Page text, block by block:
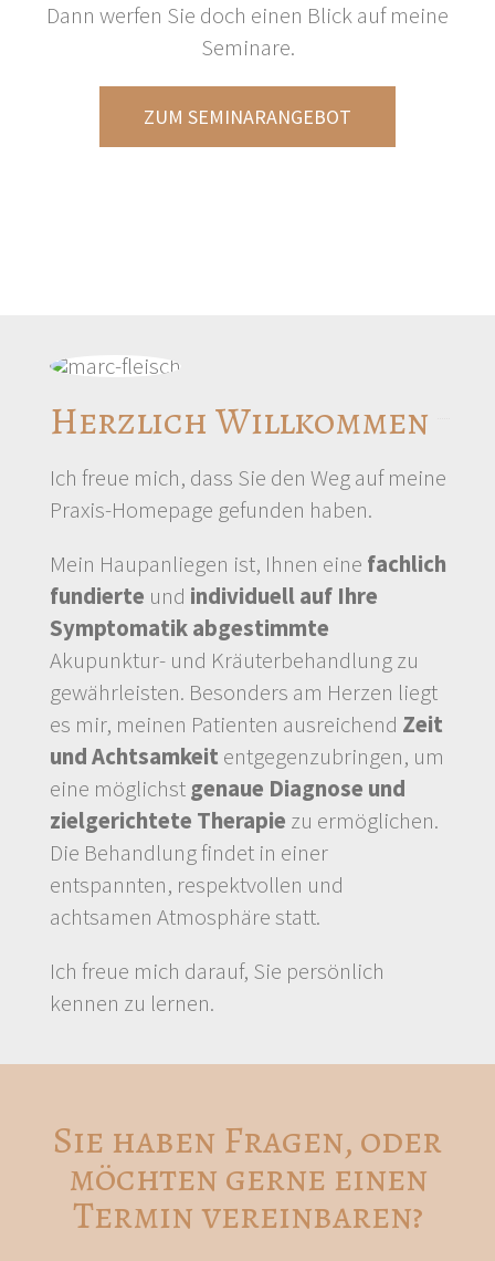
Dann werfen Sie doch einen Blick auf meine
Seminare.
ZUM SEMINARANGEBOT
Herzlich Willkommen
Ich freue mich, dass Sie den Weg auf meine
Praxis-Homepage gefunden haben.
Mein Haupanliegen ist, Ihnen eine fachlich
fundierte und individuell auf Ihre
Symptomatik abgestimmte
Akupunktur- und Kräuterbehandlung zu
gewährleisten. Besonders am Herzen liegt
es mir, meinen Patienten ausreichend Zeit
und Achtsamkeit entgegenzubringen, um
eine möglichst genaue Diagnose und
zielgerichtete Therapie zu ermöglichen.
Die Behandlung findet in einer
entspannten, respektvollen und
achtsamen Atmosphäre statt.
Ich freue mich darauf, Sie persönlich
kennen zu lernen.
Sie haben Fragen, oder
möchten gerne einen
Termin vereinbaren?